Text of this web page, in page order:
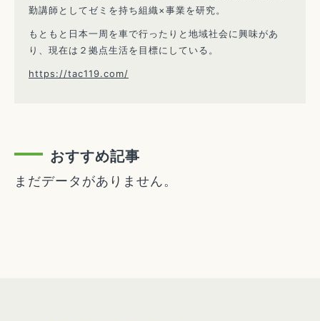
勤講師としてゼミを持ち組織×事業を研究。
もともと日本一周を車で行ったりと地域社会に興味があ
り、現在は２拠点生活を目標にしている。
https://tac119.com/
おすすめ記事
まだデータがありません。